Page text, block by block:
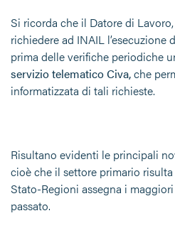
Si ricorda che il Datore di
richiedere ad INAIL l’esecuzione
prima delle verifiche periodiche
servizio telematico Civa,che
informatizzata di tali richieste.
Risultano evidenti le principali
cioè che il settore primario
Stato-Regioni assegna i
passato.